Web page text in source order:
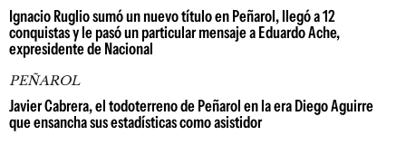
Ignacio Ruglio sumó un nuevo título en Peñarol, llegó a 12
conquistas y le pasó un particular mensaje a Eduardo Ache,
expresidente de Nacional
PEÑAROL
Javier Cabrera, el todoterreno de Peñarol en la era Diego Aguirre
que ensancha sus estadísticas como asistidor